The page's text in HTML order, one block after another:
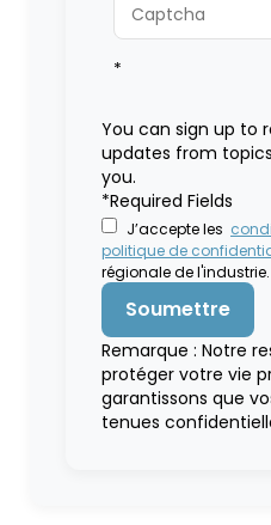
*
You can sign up to
updates from
you.
*Required Fields
J’accepte les
politique de
régionale de l'industrie.
Remarque : Notre
protéger votre vie
garantissons que
tenues